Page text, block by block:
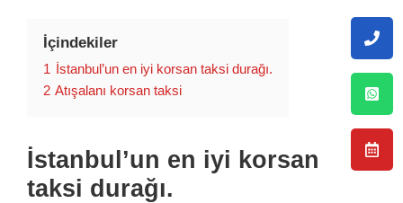
İçindekiler
1 İstanbul’un en iyi korsan taksi durağı.
2 Atışalanı korsan taksi
İstanbul’un en iyi korsan
taksi durağı.